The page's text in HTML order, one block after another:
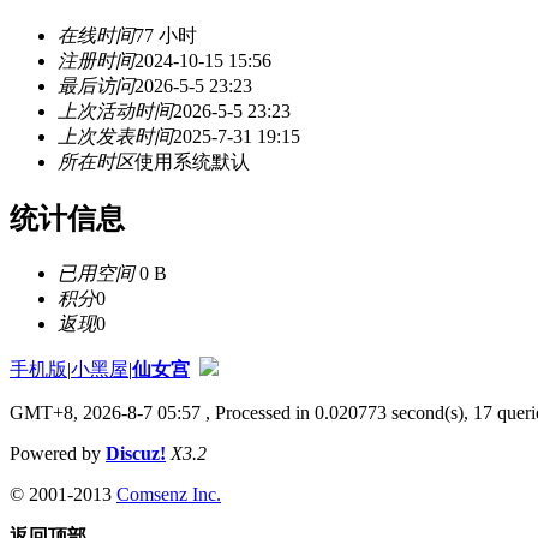
在线时间77 小时
注册时间2024-10-15 15:56
最后访问2026-5-5 23:23
上次活动时间2026-5-5 23:23
上次发表时间2025-7-31 19:15
所在时区使用系统默认
统计信息
已用空间0 B
积分0
返现0
手机版|小黑屋|仙女宫
GMT+8, 2026-8-7 05:57 , Processed in 0.020773 second(s), 17
Powered by Discuz! X3.2
© 2001-2013 Comsenz Inc.